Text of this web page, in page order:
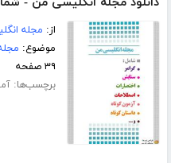
از: مجله
موضوع:
۳۹ صفحه
برچسب‌ها: